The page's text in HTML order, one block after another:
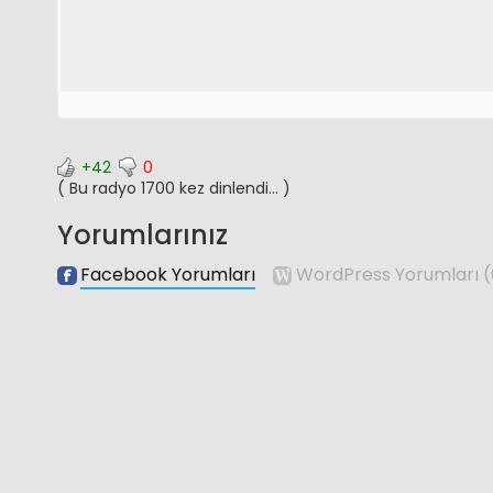
+42
0
( Bu radyo 1700 kez dinlendi... )
Yorumlarınız
Facebook Yorumları WordPress Yorumları